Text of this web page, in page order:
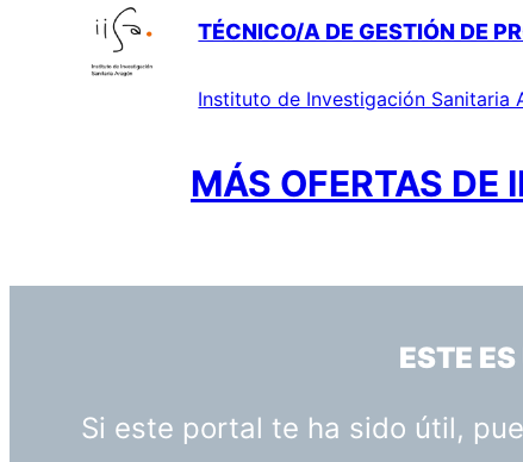
TÉCNICO/A DE GESTIÓN DE
Instituto de Investigación Sanitaria
MÁS OFERTAS DE
ESTE
Si este portal te ha sido útil,